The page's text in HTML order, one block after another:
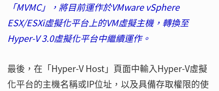
「MVMC」，將目前運作於VMware vSphere
ESX/ESXi虛擬化平台上的VM虛擬主機，轉換至
Hyper-V 3.0虛擬化平台中繼續運作。
最後，在「Hyper-V Host」頁面中輸入Hyper-V虛擬
化平台的主機名稱或IP位址，以及具備存取權限的使